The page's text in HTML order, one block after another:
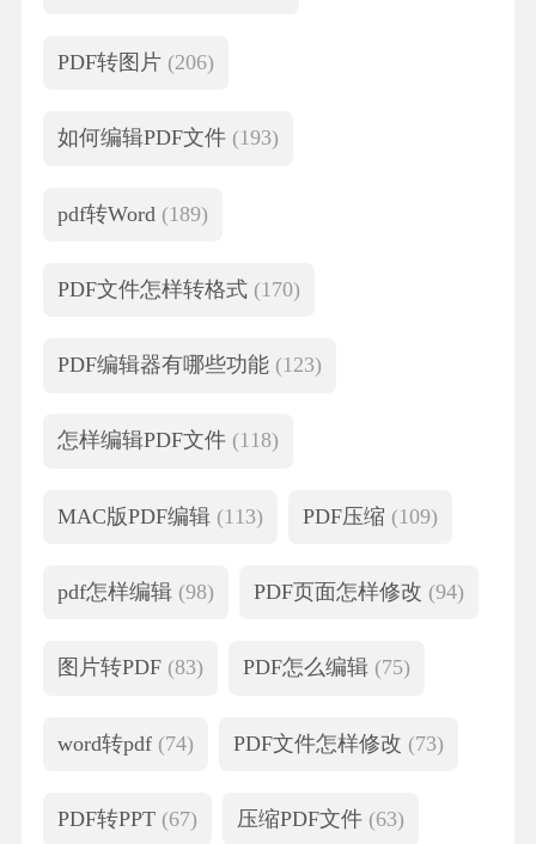
PDF转图片 (206)
如何编辑PDF文件 (193)
pdf转Word (189)
PDF文件怎样转格式 (170)
PDF编辑器有哪些功能 (123)
怎样编辑PDF文件 (118)
MAC版PDF编辑 (113) PDF压缩 (109)
pdf怎样编辑 (98) PDF页面怎样修改 (94)
图片转PDF (83) PDF怎么编辑 (75)
word转pdf (74) PDF文件怎样修改 (73)
PDF转PPT (67) 压缩PDF文件 (63)